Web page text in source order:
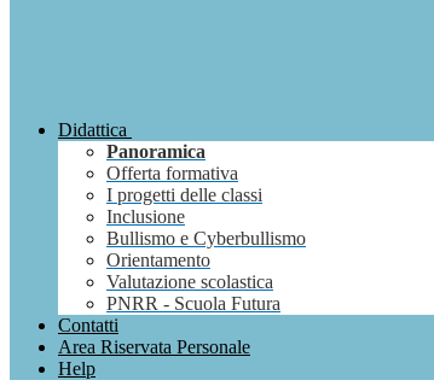
Didattica
Panoramica
Offerta formativa
I progetti delle classi
Inclusione
Bullismo e Cyberbullismo
Orientamento
Valutazione scolastica
PNRR - Scuola Futura
Contatti
Area Riservata Personale
Help